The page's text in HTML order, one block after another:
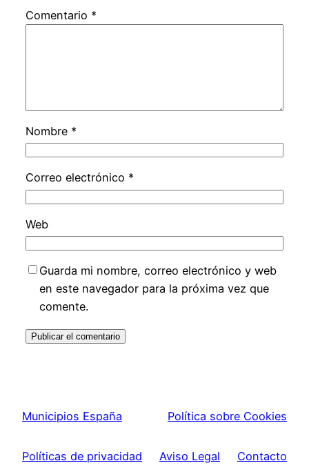
Comentario *
Nombre *
Correo electrónico *
Web
Guarda mi nombre, correo electrónico y web
en este navegador para la próxima vez que
comente.
Municipios España Política sobre Cookies
Políticas de privacidad Aviso Legal Contacto